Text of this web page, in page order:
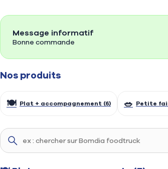
Message informatif
Bonne commande
Nos produits
🍽️ Plat + accompagnement (6) 🥗 Petite